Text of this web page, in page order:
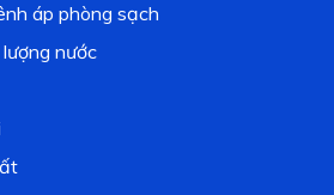
áp phòng sạch
nước